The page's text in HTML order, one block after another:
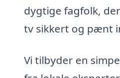
dygtige fagfolk,
tv sikkert og pænt
Vi tilbyder en